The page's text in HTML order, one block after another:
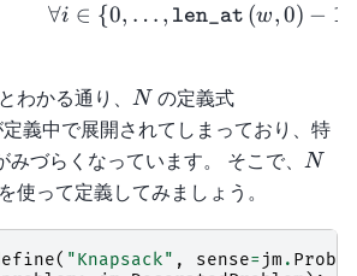
∀i ∈ {0, … , len_at (w,0) − 1
わかる通り、 N
Nの定義式
定義中で展開されてしまっており、特
づらくなっています。 そこで、
N
N
を使って定義してみましょう。
( "Knapsack" , sense= jm .